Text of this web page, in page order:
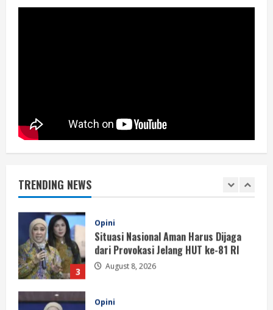
TRENDING NEWS
2
Berita
Situasi Nasional Aman, Publik Diminta
3
Opini
Situasi Nasional Aman Harus Dijaga
dari Provokasi Jelang HUT ke-81 RI
August 8, 2026
Opini